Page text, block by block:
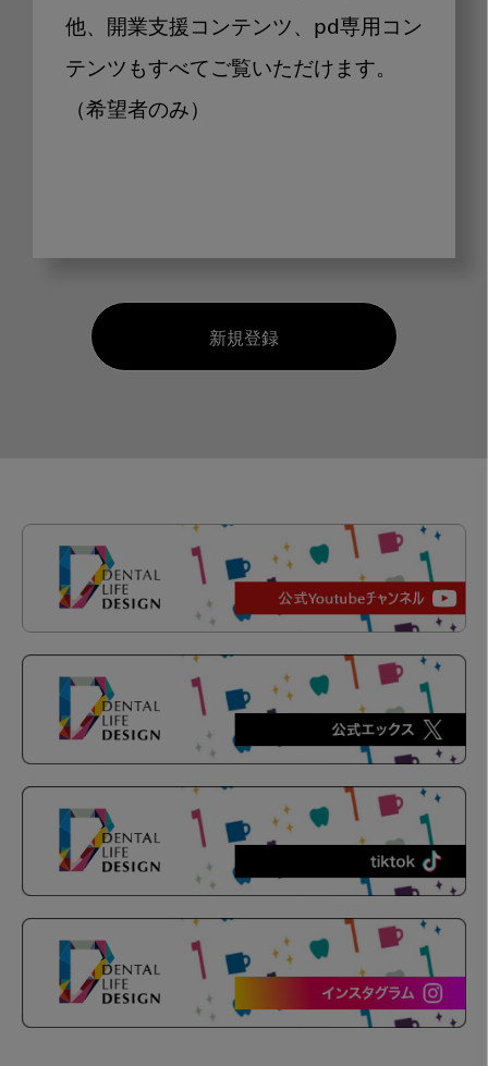
他、開業支援コンテンツ、pd専用コン
テンツもすべてご覧いただけます。
（希望者のみ）
新規登録